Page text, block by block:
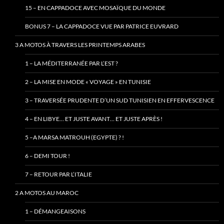
15 – EN CAPPADOCE AVEC MOSAÏQUE DU MONDE
BONUS 7 – LA CAPPADOCE VUE PAR PATRICE EUVRARD
3 A MOTOS À TRAVERS LES PRINTEMPS ARABES
1 – LA MÉDITERRANÉE PAR L’EST ?
2 – LA MISE EN MODE « VOYAGE » EN TUNISIE
3 – TRAVERSÉE PRUDENTE D’UN SUD TUNISIEN EN EFFERVESCENCE
4 – EN LIBYE… ET JUSTE AVANT… ET JUSTE APRÈS !
5 –A MARSA MATROUH (EGYPTE) ? !
6 – DEMI TOUR !
7 – RETOUR PAR L’ITALIE
2 A MOTOS AU MAROC
1 – DÉMANGEAISONS